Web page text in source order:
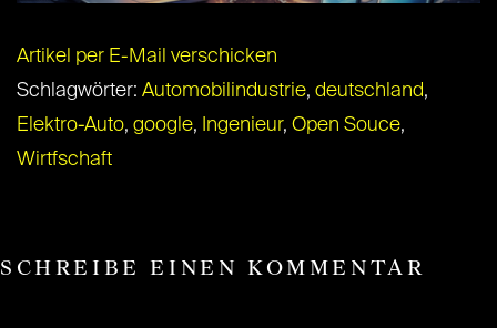
Artikel per E-Mail verschicken
Schlagwörter: Automobilindustrie, deutschland,
Elektro-Auto, google, Ingenieur, Open Souce,
Wirtfschaft
SCHREIBE EINEN KOMMENTAR